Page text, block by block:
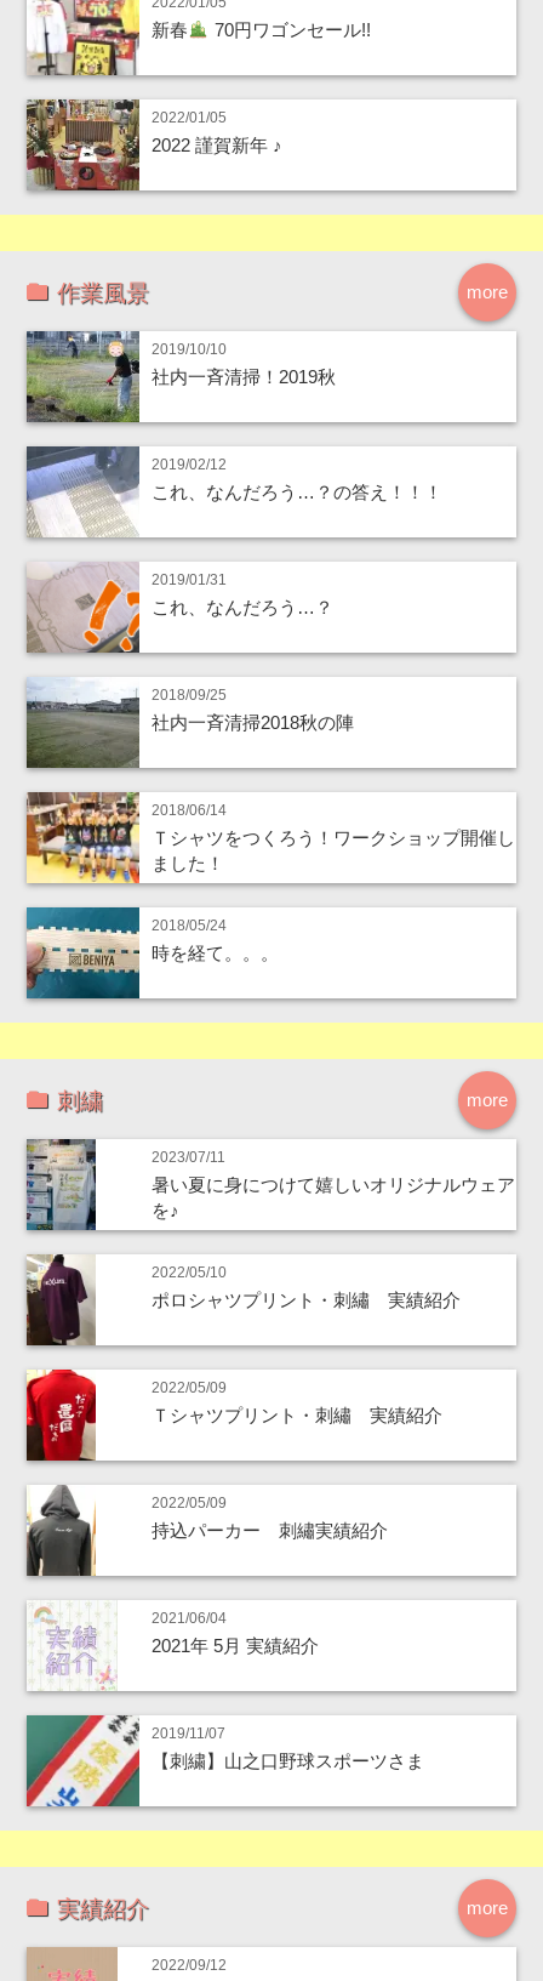
新春 70円ワゴンセール!!
2022/01/05
2022 謹賀新年 ♪
more
作業風景
2019/10/10
社内一斉清掃！2019秋
2019/02/12
これ、なんだろう…？の答え！！！
2019/01/31
これ、なんだろう…？
2018/09/25
社内一斉清掃2018秋の陣
2018/06/14
Ｔシャツをつくろう！ワークショップ開催し
ました！
2018/05/24
時を経て。。。
more
刺繍
2023/07/11
暑い夏に身につけて嬉しいオリジナルウェア
を♪
2022/05/10
ポロシャツプリント・刺繡 実績紹介
2022/05/09
Ｔシャツプリント・刺繡 実績紹介
2022/05/09
持込パーカー 刺繡実績紹介
2021/06/04
2021年 5月 実績紹介
2019/11/07
【刺繍】山之口野球スポーツさま
more
実績紹介
2022/09/12